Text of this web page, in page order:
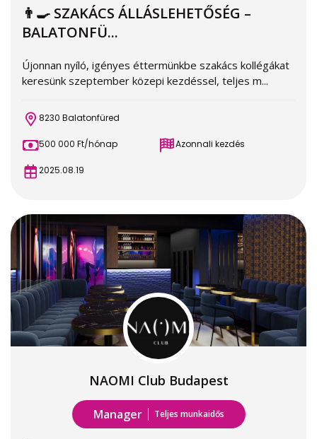
👨‍🍳 SZAKÁCS ÁLLÁSLEHETŐSÉG –
BALATONFÜ...
Újonnan nyíló, igényes éttermünkbe szakács kollégákat
keresünk szeptember közepi kezdéssel, teljes m...
8230 Balatonfüred
500 000 Ft/hónap Azonnali kezdés
2025.08.19
NAOMI Club Budapest
Manager Teljes munkaidős